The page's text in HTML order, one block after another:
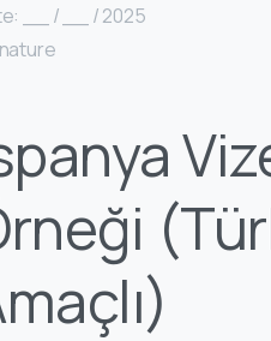
__ / __ / 2025